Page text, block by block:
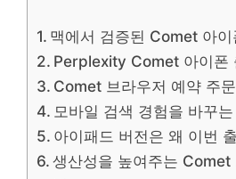
맥에서 검증된 Comet 아
Perplexity Comet 아이폰
Comet 브라우저 예약 주
모바일 검색 경험을 바꾸
아이패드 버전은 왜 이번
생산성을 높여주는 Comet